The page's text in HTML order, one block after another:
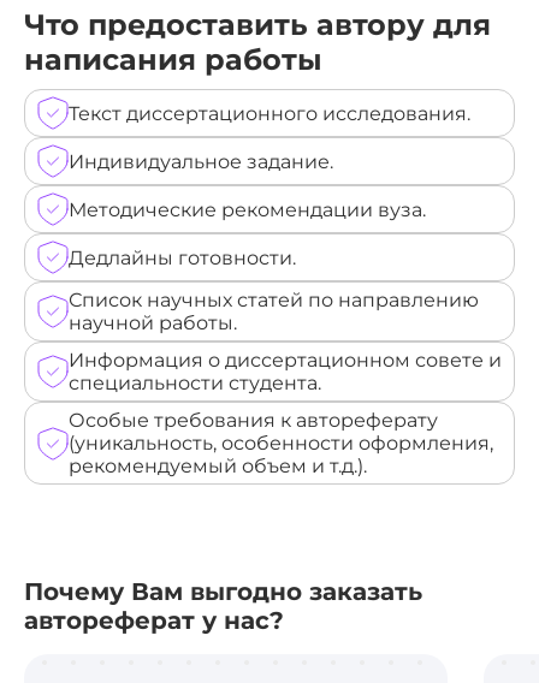
Что предоставить автору для
написания работы
Текст диссертационного исследования.
Индивидуальное задание.
Методические рекомендации вуза.
Дедлайны готовности.
Список научных статей по направлению
научной работы.
Информация о диссертационном совете и
специальности студента.
Особые требования к автореферату
(уникальность, особенности оформления,
рекомендуемый объем и т.д.).
Почему Вам выгодно заказать
автореферат у нас?